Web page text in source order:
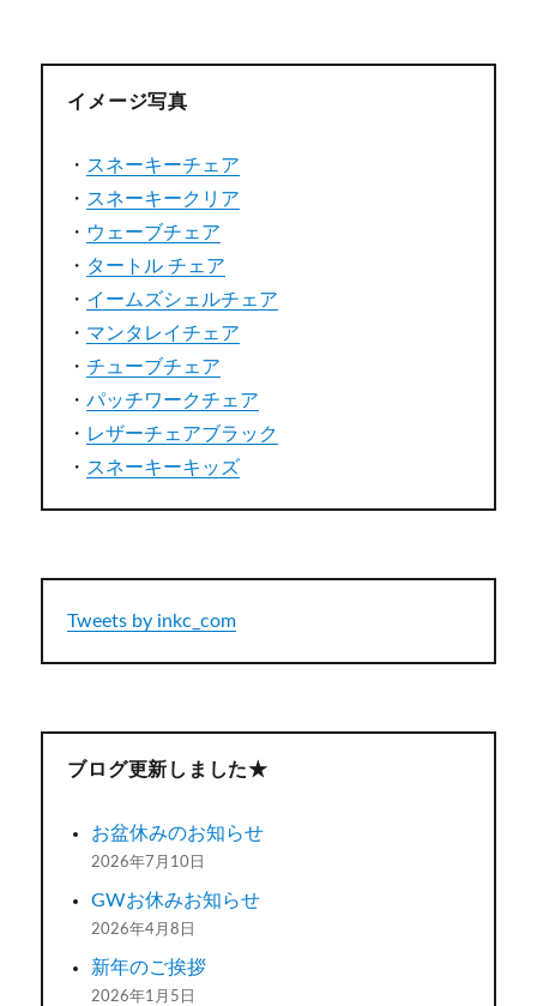
イメージ写真
・ スネーキーチェア
・ スネーキークリア
・ ウェーブチェア
・ タートル チェア
・ イームズシェルチェア
・ マンタレイチェア
・チューブチェア
・パッチワークチェア
・
レザーチェアブラック
・ スネーキーキッズ
Tweets by inkc_com
ブログ更新しました★
お盆休みのお知らせ
2026年7月10日
GWお休みお知らせ
2026年4月8日
新年のご挨拶
2026年1月5日